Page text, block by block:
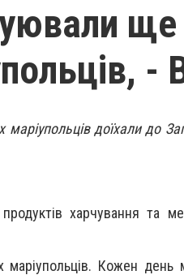
ще
-
маріупольців доїхали до
харчування та
маріупольців. Кожен